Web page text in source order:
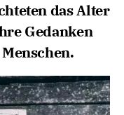
das Alter
Gedanken